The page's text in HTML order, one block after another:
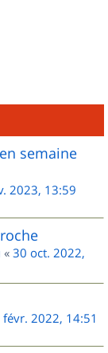
semaine
2023, 13:59
« 30 oct. 2022,
févr. 2022, 14:51